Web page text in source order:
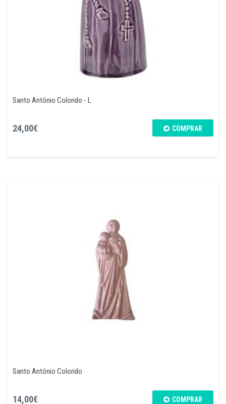
Santo António Colorido - L
24,00€ COMPRAR
Santo António Colorido
14,00€ COMPRAR